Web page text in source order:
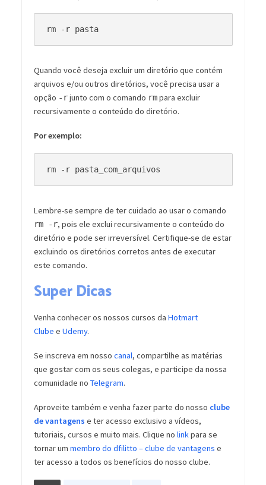
rm -r pasta
Quando você deseja excluir um diretório que contém
arquivos e/ou outros diretórios, você precisa usar a
opção -rjunto com o comando rmpara excluir
recursivamente o conteúdo do diretório.
Por exemplo:
Lembre-se sempre de ter cuidado ao usar o comando
rm -r, pois ele exclui recursivamente o conteúdo do
diretório e pode ser irreversível. Certifique-se de estar
excluindo os diretórios corretos antes de executar
este comando.
Super Dicas
Venha conhecer os nossos cursos da Hotmart
Clube e Udemy.
Se inscreva em nosso canal, compartilhe as matérias
que gostar com os seus colegas, e participe da nossa
comunidade no Telegram.
Aproveite também e venha fazer parte do nosso clube
de vantagens e ter acesso exclusivo a vídeos,
tutoriais, cursos e muito mais. Clique no linkpara se
tornar um membro do dfilitto – clube de vantagens e
ter acesso a todos os benefícios do nosso clube.